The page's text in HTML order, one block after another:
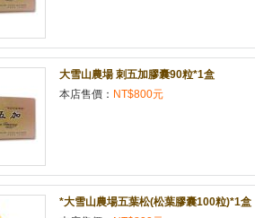
大雪山農場 刺五加膠囊90粒*1盒
本店售價： NT$800元
*大雪山農場五葉松(松葉膠囊100粒)*1盒